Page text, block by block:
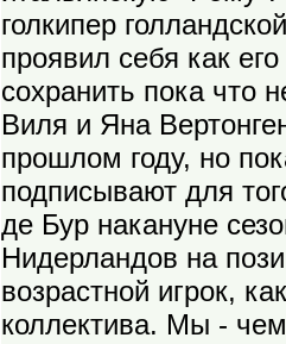
голкипер
проявил себя как
сохранить пока что
Виля и Яна
прошлом году, но
подписывают для
де Бур накануне
Нидерландов на
возрастной игрок,
коллектива. Мы -